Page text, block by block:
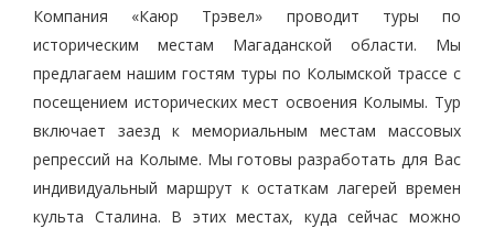
Компания «Каюр Трэвел» проводит туры по
историческим местам Магаданской области. Мы
предлагаем нашим гостям туры по Колымской трассе с
посещением исторических мест освоения Колымы. Тур
включает заезд к мемориальным местам массовых
репрессий на Колыме. Мы готовы разработать для Вас
индивидуальный маршрут к остаткам лагерей времен
культа Сталина. В этих местах, куда сейчас можно